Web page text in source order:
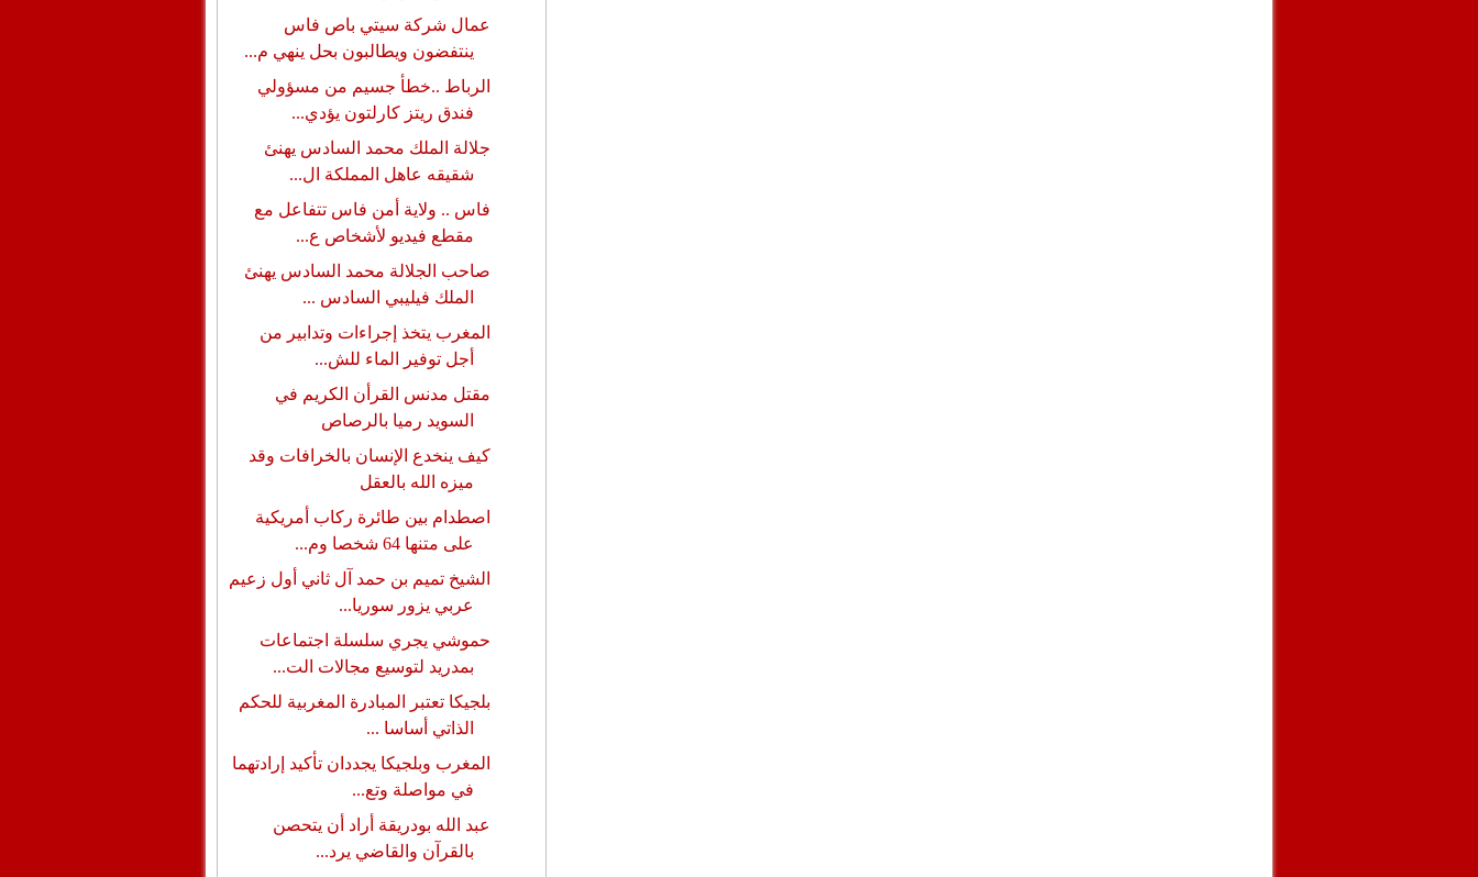
عمال شركة سيتي باص فاس
ينتفضون ويطالبون بحل ينهي م...
الرباط ..خطأ جسيم من مسؤولي
فندق ريتز كارلتون يؤدي...
جلالة الملك محمد السادس يهنئ
شقيقه عاهل المملكة ال...
فاس .. ولاية أمن فاس تتفاعل مع
مقطع فيديو لأشخاص ع...
صاحب الجلالة محمد السادس يهنئ
الملك فيليبي السادس ...
المغرب يتخذ إجراءات وتدابير من
أجل توفير الماء للش...
مقتل مدنس القرأن الكريم في
السويد رميا بالرصاص
كيف ينخدع الإنسان بالخرافات وقد
ميزه الله بالعقل
اصطدام بين طائرة ركاب أمريكية
على متنها 64 شخصا وم...
الشيخ تميم بن حمد آل ثاني أول زعيم
عربي يزور سوريا...
حموشي يجري سلسلة اجتماعات
بمدريد لتوسيع مجالات الت...
بلجيكا تعتبر المبادرة المغربية للحكم
الذاتي أساسا ...
المغرب وبلجيكا يجددان تأكيد إرادتهما
في مواصلة وتع...
عبد الله بودريقة أراد أن يتحصن
بالقرآن والقاضي يرد...